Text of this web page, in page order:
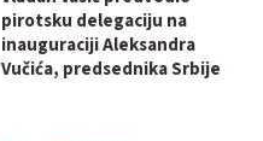
pirotsku delegaciju na
inauguraciji Aleksandra
Vučića, predsednika Srbije